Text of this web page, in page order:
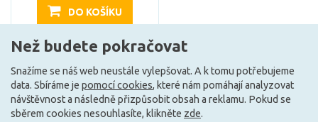
DO KOŠÍKU
Může být u Vás 12. 8.
Než budete pokračovat
Snažíme se náš web neustále vylepšovat. A k tomu potřebujeme
data. Sbíráme je pomocí cookies, které nám pomáhají analyzovat
návštěvnost a následně přizpůsobit obsah a reklamu. Pokud se
sběrem cookies nesouhlasíte, klikněte zde.